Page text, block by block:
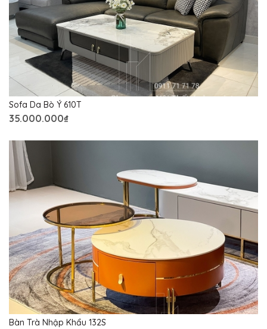
Sofa Da Bò Ý 610T
35.000.000₫
Bàn Trà Nhập Khẩu 132S